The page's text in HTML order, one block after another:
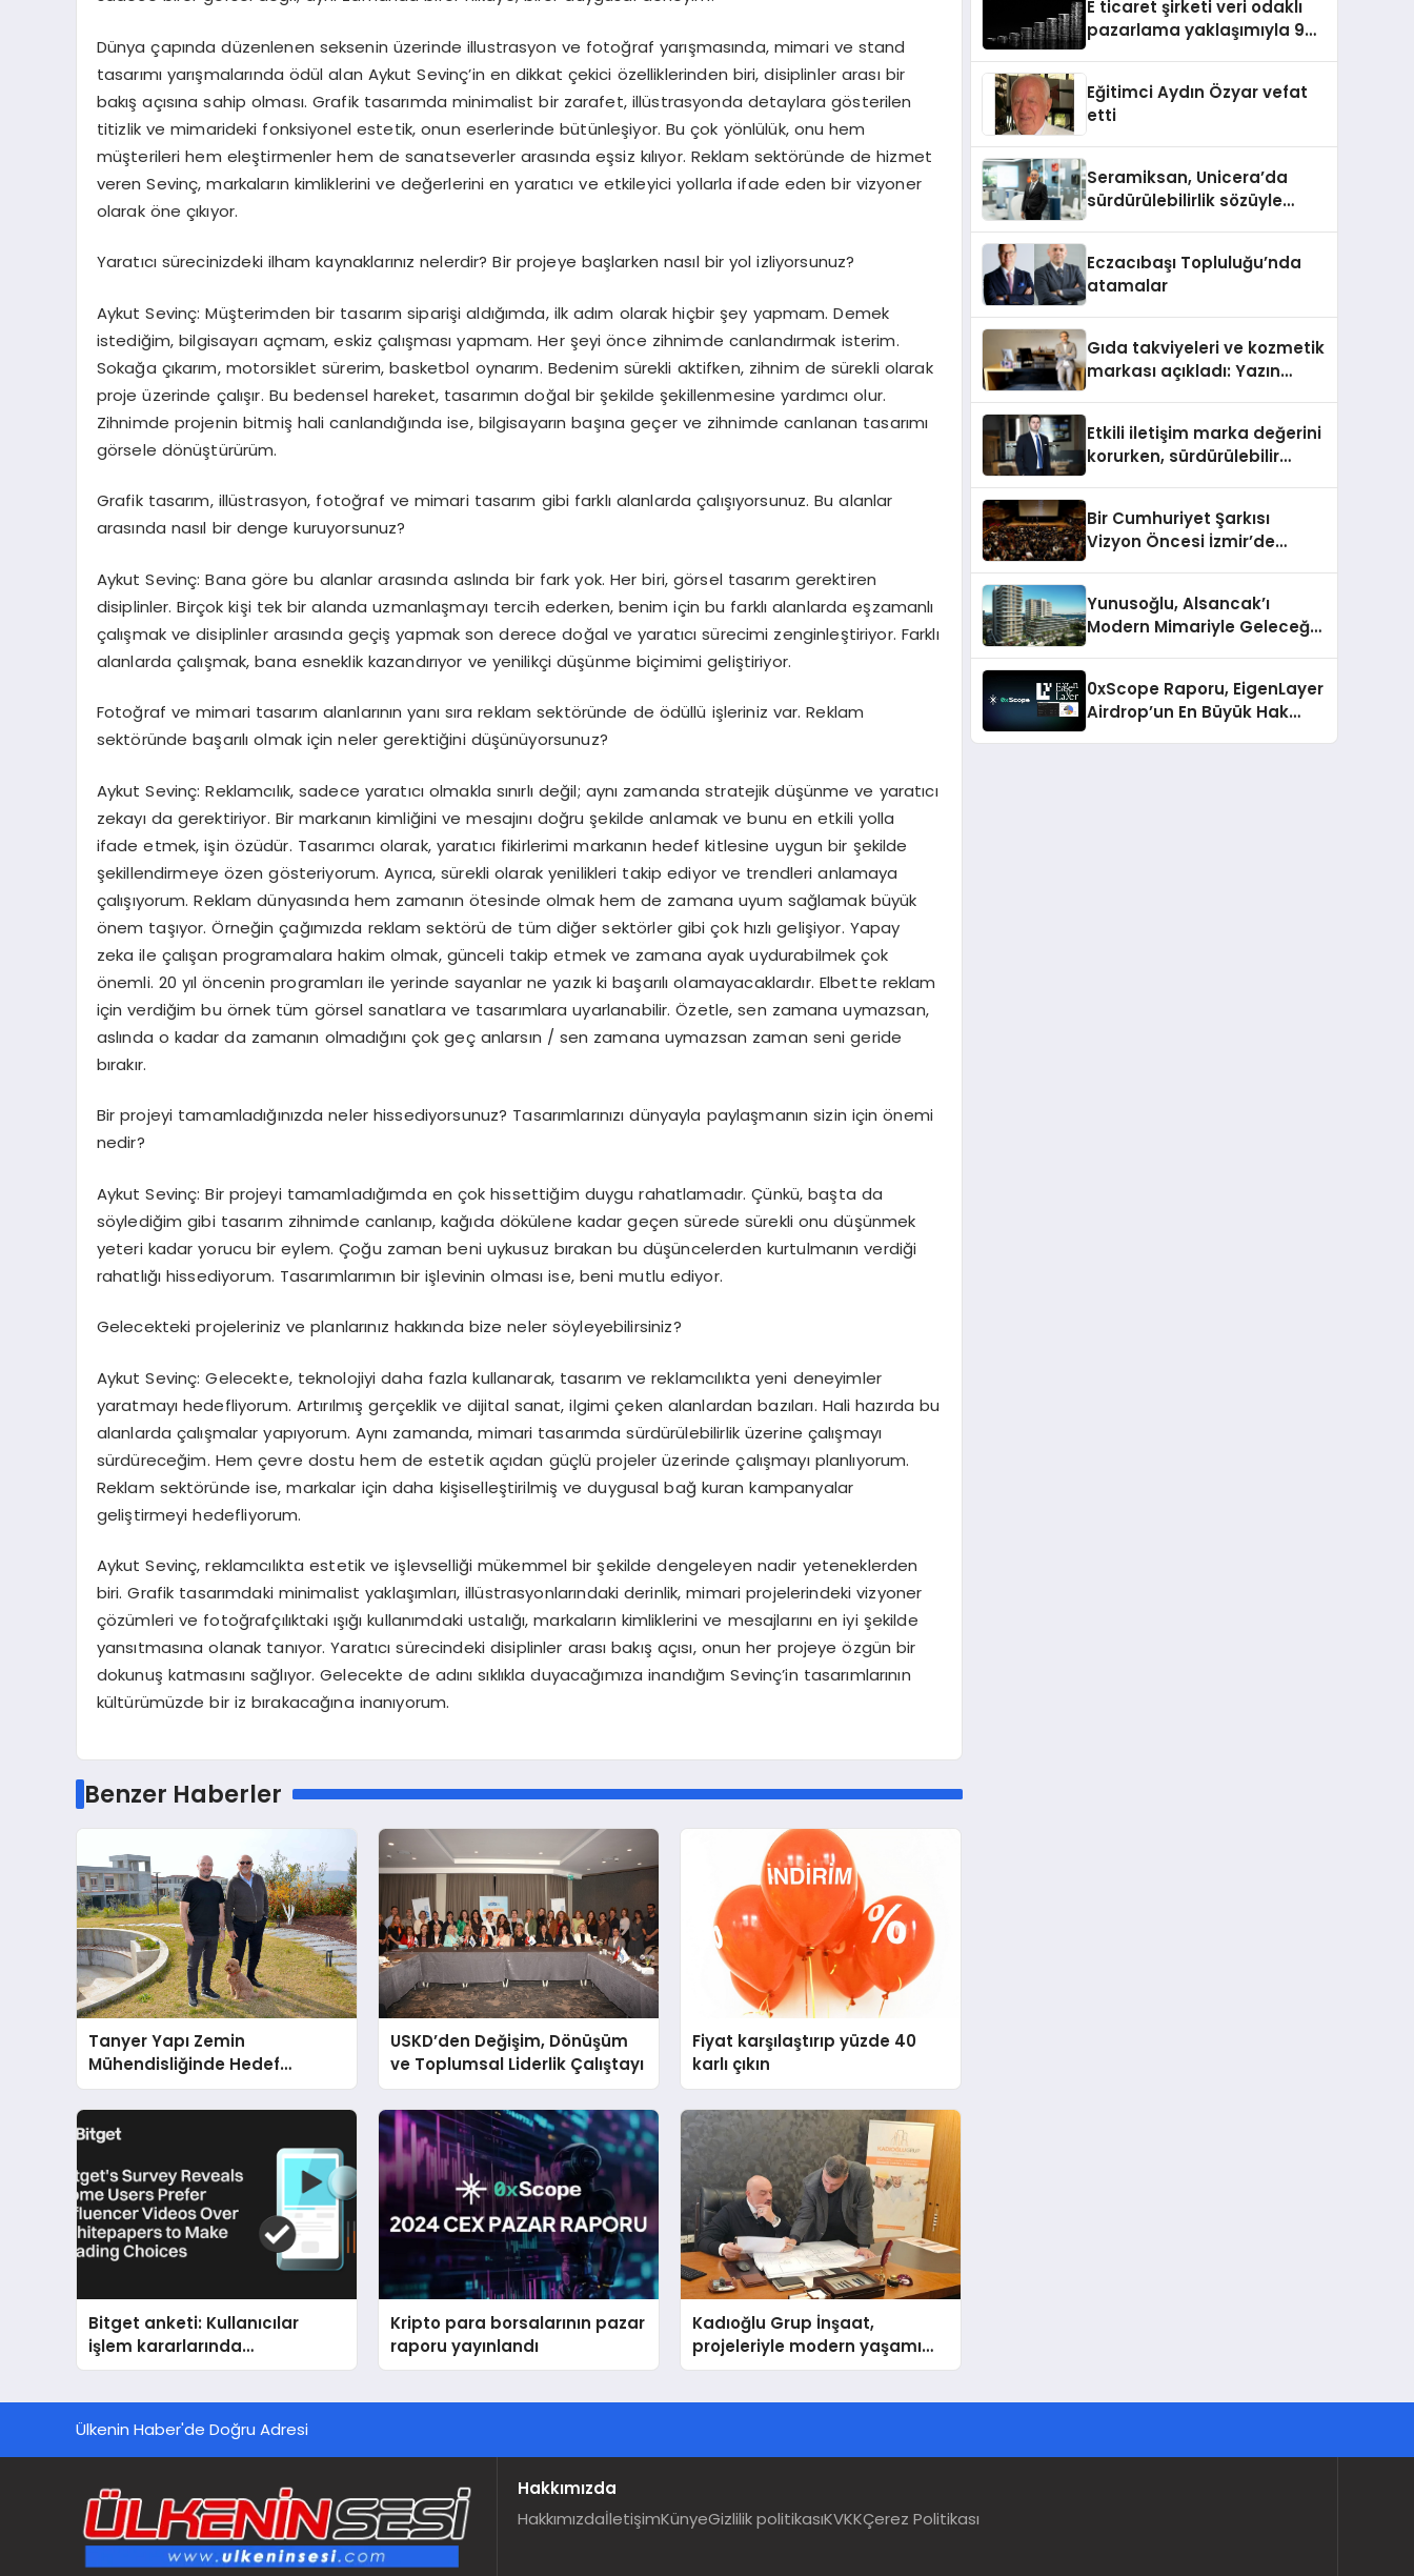
Dünya çapında düzenlenen seksenin üzerinde illustrasyon ve fotoğraf yarışmasında, mimari ve stand
tasarımı yarışmalarında ödül alan Aykut Sevinç’in en dikkat çekici özelliklerinden biri, disiplinler arası bir
bakış açısına sahip olması. Grafik tasarımda minimalist bir zarafet, illüstrasyonda detaylara gösterilen
titizlik ve mimarideki fonksiyonel estetik, onun eserlerinde bütünleşiyor. Bu çok yönlülük, onu hem
müşterileri hem eleştirmenler hem de sanatseverler arasında eşsiz kılıyor. Reklam sektöründe de hizmet
veren Sevinç, markaların kimliklerini ve değerlerini en yaratıcı ve etkileyici yollarla ifade eden bir vizyoner
olarak öne çıkıyor.
Yaratıcı sürecinizdeki ilham kaynaklarınız nelerdir? Bir projeye başlarken nasıl bir yol izliyorsunuz?
Aykut Sevinç: Müşterimden bir tasarım siparişi aldığımda, ilk adım olarak hiçbir şey yapmam. Demek
istediğim, bilgisayarı açmam, eskiz çalışması yapmam. Her şeyi önce zihnimde canlandırmak isterim.
Sokağa çıkarım, motorsiklet sürerim, basketbol oynarım. Bedenim sürekli aktifken, zihnim de sürekli olarak
proje üzerinde çalışır. Bu bedensel hareket, tasarımın doğal bir şekilde şekillenmesine yardımcı olur.
Zihnimde projenin bitmiş hali canlandığında ise, bilgisayarın başına geçer ve zihnimde canlanan tasarımı
görsele dönüştürürüm.
Grafik tasarım, illüstrasyon, fotoğraf ve mimari tasarım gibi farklı alanlarda çalışıyorsunuz. Bu alanlar
arasında nasıl bir denge kuruyorsunuz?
Aykut Sevinç: Bana göre bu alanlar arasında aslında bir fark yok. Her biri, görsel tasarım gerektiren
disiplinler. Birçok kişi tek bir alanda uzmanlaşmayı tercih ederken, benim için bu farklı alanlarda eşzamanlı
çalışmak ve disiplinler arasında geçiş yapmak son derece doğal ve yaratıcı sürecimi zenginleştiriyor. Farklı
alanlarda çalışmak, bana esneklik kazandırıyor ve yenilikçi düşünme biçimimi geliştiriyor.
Fotoğraf ve mimari tasarım alanlarının yanı sıra reklam sektöründe de ödüllü işleriniz var. Reklam
sektöründe başarılı olmak için neler gerektiğini düşünüyorsunuz?
Aykut Sevinç: Reklamcılık, sadece yaratıcı olmakla sınırlı değil; aynı zamanda stratejik düşünme ve yaratıcı
zekayı da gerektiriyor. Bir markanın kimliğini ve mesajını doğru şekilde anlamak ve bunu en etkili yolla
ifade etmek, işin özüdür. Tasarımcı olarak, yaratıcı fikirlerimi markanın hedef kitlesine uygun bir şekilde
şekillendirmeye özen gösteriyorum. Ayrıca, sürekli olarak yenilikleri takip ediyor ve trendleri anlamaya
çalışıyorum. Reklam dünyasında hem zamanın ötesinde olmak hem de zamana uyum sağlamak büyük
önem taşıyor. Örneğin çağımızda reklam sektörü de tüm diğer sektörler gibi çok hızlı gelişiyor. Yapay
zeka ile çalışan programalara hakim olmak, günceli takip etmek ve zamana ayak uydurabilmek çok
önemli. 20 yıl öncenin programları ile yerinde sayanlar ne yazık ki başarılı olamayacaklardır. Elbette reklam
için verdiğim bu örnek tüm görsel sanatlara ve tasarımlara uyarlanabilir. Özetle, sen zamana uymazsan,
aslında o kadar da zamanın olmadığını çok geç anlarsın / sen zamana uymazsan zaman seni geride
bırakır.
Bir projeyi tamamladığınızda neler hissediyorsunuz? Tasarımlarınızı dünyayla paylaşmanın sizin için önemi
nedir?
Aykut Sevinç: Bir projeyi tamamladığımda en çok hissettiğim duygu rahatlamadır. Çünkü, başta da
söylediğim gibi tasarım zihnimde canlanıp, kağıda dökülene kadar geçen sürede sürekli onu düşünmek
yeteri kadar yorucu bir eylem. Çoğu zaman beni uykusuz bırakan bu düşüncelerden kurtulmanın verdiği
rahatlığı hissediyorum. Tasarımlarımın bir işlevinin olması ise, beni mutlu ediyor.
Gelecekteki projeleriniz ve planlarınız hakkında bize neler söyleyebilirsiniz?
Aykut Sevinç: Gelecekte, teknolojiyi daha fazla kullanarak, tasarım ve reklamcılıkta yeni deneyimler
yaratmayı hedefliyorum. Artırılmış gerçeklik ve dijital sanat, ilgimi çeken alanlardan bazıları. Hali hazırda bu
alanlarda çalışmalar yapıyorum. Aynı zamanda, mimari tasarımda sürdürülebilirlik üzerine çalışmayı
sürdüreceğim. Hem çevre dostu hem de estetik açıdan güçlü projeler üzerinde çalışmayı planlıyorum.
Reklam sektöründe ise, markalar için daha kişiselleştirilmiş ve duygusal bağ kuran kampanyalar
geliştirmeyi hedefliyorum.
Aykut Sevinç, reklamcılıkta estetik ve işlevselliği mükemmel bir şekilde dengeleyen nadir yeteneklerden
biri. Grafik tasarımdaki minimalist yaklaşımları, illüstrasyonlarındaki derinlik, mimari projelerindeki vizyoner
çözümleri ve fotoğrafçılıktaki ışığı kullanımdaki ustalığı, markaların kimliklerini ve mesajlarını en iyi şekilde
yansıtmasına olanak tanıyor. Yaratıcı sürecindeki disiplinler arası bakış açısı, onun her projeye özgün bir
dokunuş katmasını sağlıyor. Gelecekte de adını sıklıkla duyacağımıza inandığım Sevinç’in tasarımlarının
kültürümüzde bir iz bırakacağına inanıyorum.
Benzer Haberler
Tanyer Yapı Zemin
Mühendisliğinde Hedef
Büyüttü
USKD’den Değişim, Dönüşüm
ve Toplumsal Liderlik Çalıştayı
Fiyat karşılaştırıp yüzde 40
karlı çıkın
Bitget anketi: Kullanıcılar
işlem kararlarında
Whitepaper yerine Influencer
Kripto para borsalarının pazar
raporu yayınlandı
Kadıoğlu Grup İnşaat,
projeleriyle modern yaşamı
şekillendiriyor
E ticaret şirketi veri odaklı
pazarlama yaklaşımıyla 9
Eğitimci Aydın Özyar vefat
etti
Seramiksan, Unicera’da
sürdürülebilirlik sözüyle
Eczacıbaşı Topluluğu’nda
atamalar
Gıda takviyeleri ve kozmetik
markası açıkladı: Yazın
Etkili iletişim marka değerini
korurken, sürdürülebilir
Bir Cumhuriyet Şarkısı
Vizyon Öncesi İzmir’de
Yunusoğlu, Alsancak’ı
Modern Mimariyle Geleceğe
0xScope Raporu, EigenLayer
Airdrop’un En Büyük Hak
Ülkenin Haber'de Doğru Adresi
Hakkımızda
HakkımızdaİletişimKünyeGizlilik politikasıKVKKÇerez Politikası